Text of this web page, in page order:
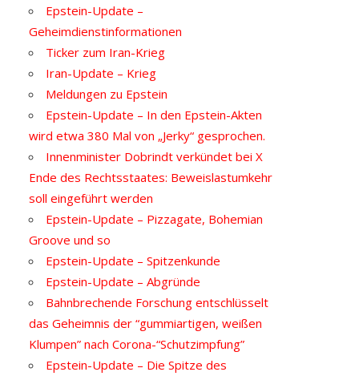
Epstein-Update –
Geheimdienstinformationen
Ticker zum Iran-Krieg
Iran-Update – Krieg
Meldungen zu Epstein
Epstein-Update – In den Epstein-Akten
wird etwa 380 Mal von „Jerky“ gesprochen.
Innenminister Dobrindt verkündet bei X
Ende des Rechtsstaates: Beweislastumkehr
soll eingeführt werden
Epstein-Update – Pizzagate, Bohemian
Groove und so
Epstein-Update – Spitzenkunde
Epstein-Update – Abgründe
Bahnbrechende Forschung entschlüsselt
das Geheimnis der “gummiartigen, weißen
Klumpen” nach Corona-“Schutzimpfung”
Epstein-Update – Die Spitze des